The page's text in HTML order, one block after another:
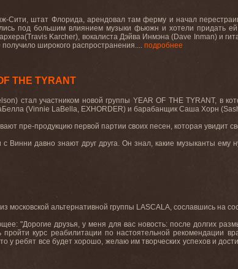
Сити, штат Флорида, арендовал там ферму и начал
под большим влиянием музыки фьюжн и хотели придать
Travis Karcher), вокалиста Дэйва Инмэна (Dave Inman) и
широкого распространения.... подробнее
THE TYRANT
стал участником новой группы YEAR OF THE TYRANT, в
(Vinnie LaBella, EXHORDER) и барабанщик Саша Хорн
пре-продукцию первой партии своих песен, которая увидит
Винни давно знают друг друга. Он знал, какие музыканты
альтернативной группы LASCALA, сославшись на
"Дорогие друзья, у меня для вас новость: после долгих
курс реабилитации по настоятельной рекомендации
у ребят все будет хорошо, желаю им творческих успехов и